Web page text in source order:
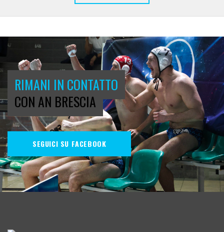
RIMANI IN CONTATTO
CON AN BRESCIA
SEGUICI SU FACEBOOK